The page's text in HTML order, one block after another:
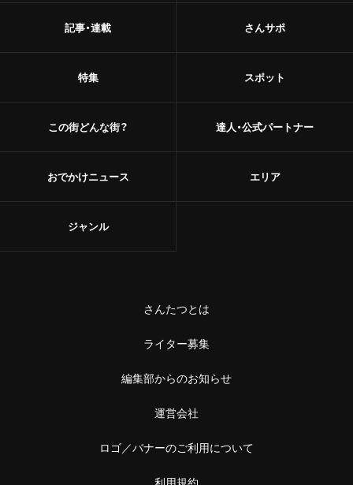
記事・連載
特集
この街どんな街？
おでかけニュース
さんサポ
スポット
達人・公式パートナー
エリア
ジャンル
さんたつとは
ライター募集
編集部からのお知らせ
運営会社
ロゴ／バナーのご利用について